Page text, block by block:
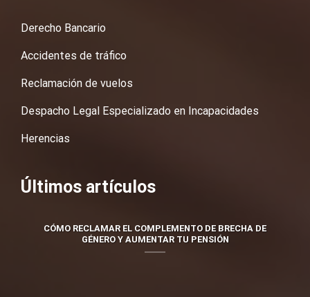
Derecho Bancario
Accidentes de tráfico
Reclamación de vuelos
Despacho Legal Especializado en Incapacidades
Herencias
Últimos artículos
CÓMO RECLAMAR EL COMPLEMENTO DE BRECHA DE
GÉNERO Y AUMENTAR TU PENSIÓN